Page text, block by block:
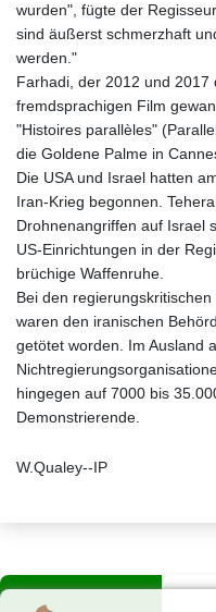
wurden", fügte der
sind äußerst schmerzhaft
werden."
Farhadi, der 2012 und 2017
fremdsprachigen Film
"Histoires parallèles"
die Goldene Palme in
Die USA und Israel hatten
Iran-Krieg begonnen.
Drohnenangriffen auf Israel
US-Einrichtungen in der
brüchige Waffenruhe.
Bei den
waren den iranischen
getötet worden. Im Ausland
hingegen auf 7000 bis
Demonstrierende.
W.Qualey--IP